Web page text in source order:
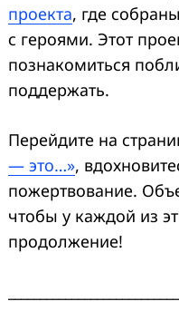
проекта, где
с героями. Этот
познакомиться
поддержать.
Перейдите на
— это…»,
пожертвование.
чтобы у каждой из
продолжение!